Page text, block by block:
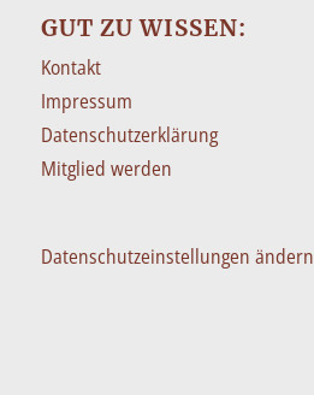
GUT ZU WISSEN:
Kontakt
Impressum
Datenschutzerklärung
Mitglied werden
Datenschutzeinstellungen ändern